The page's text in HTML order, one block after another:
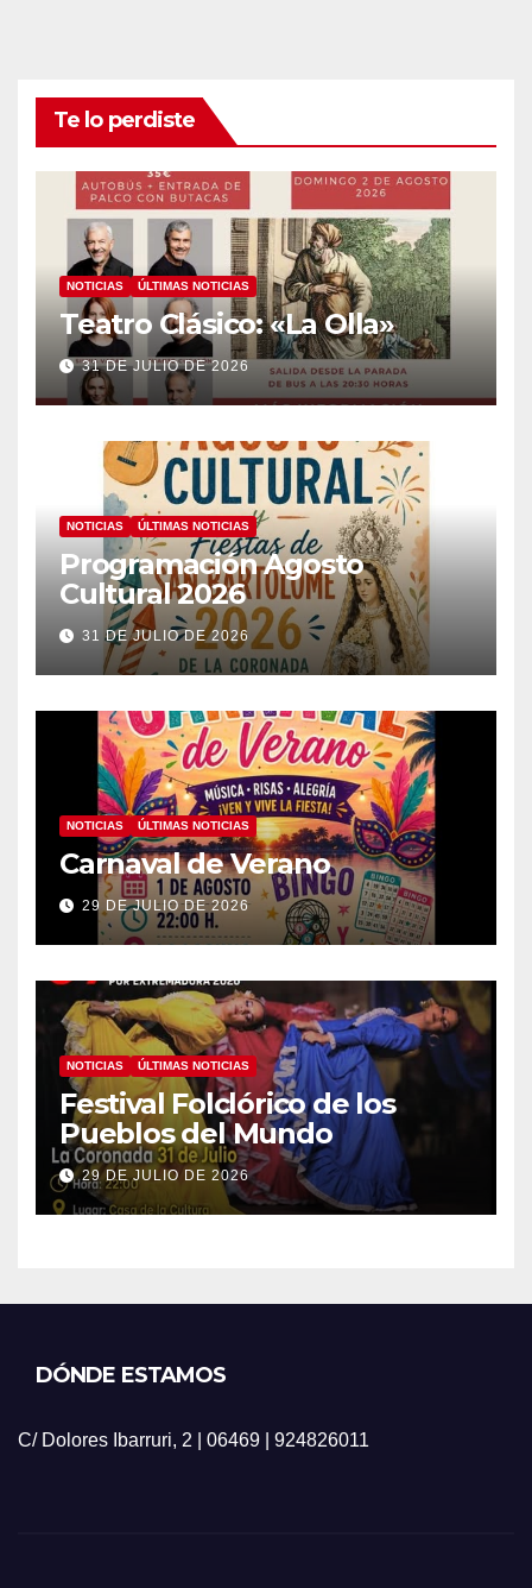
Te lo perdiste
NOTICIAS ÚLTIMAS NOTICIAS
Teatro Clásico: «La Olla»
31 DE JULIO DE 2026
NOTICIAS ÚLTIMAS NOTICIAS
Programación Agosto
Cultural 2026
31 DE JULIO DE 2026
NOTICIAS ÚLTIMAS NOTICIAS
Carnaval de Verano
29 DE JULIO DE 2026
NOTICIAS ÚLTIMAS NOTICIAS
Festival Folclórico de los
Pueblos del Mundo
29 DE JULIO DE 2026
DÓNDE ESTAMOS
C/ Dolores Ibarruri, 2 | 06469 | 924826011